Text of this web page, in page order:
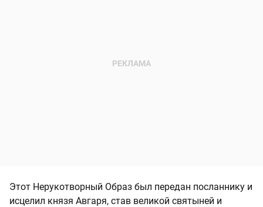
Этот Нерукотворный Образ был передан посланнику и
исцелил князя Авгаря, став великой святыней и